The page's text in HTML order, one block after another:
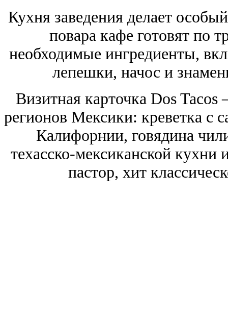
Кухня заведения делает
повара кафе готовят по
необходимые ингредиенты,
лепешки, начос и
Визитная карточка Dos
регионов Мексики: креветка с
Калифорнии, говядина
техасско-мексиканской кухни
пастор, хит